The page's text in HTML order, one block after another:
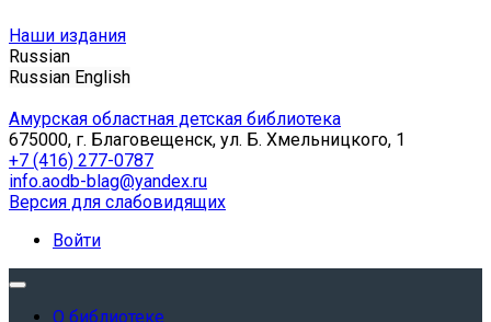
Наши издания
Russian
Russian English
Амурская областная детская библиотека
675000, г. Благовещенск, ул. Б. Хмельницкого, 1
+7 (416) 277-0787
info.aodb-blag@yandex.ru
Версия для слабовидящих
Войти
О библиотеке